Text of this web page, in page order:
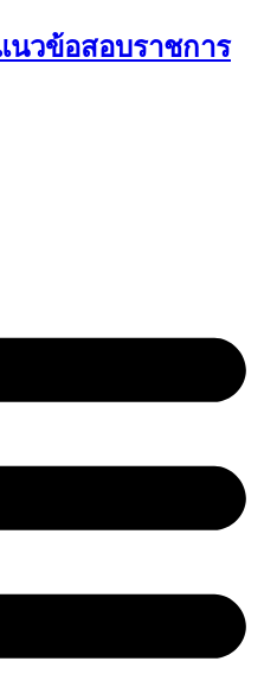
นวข้อสอบราชการ